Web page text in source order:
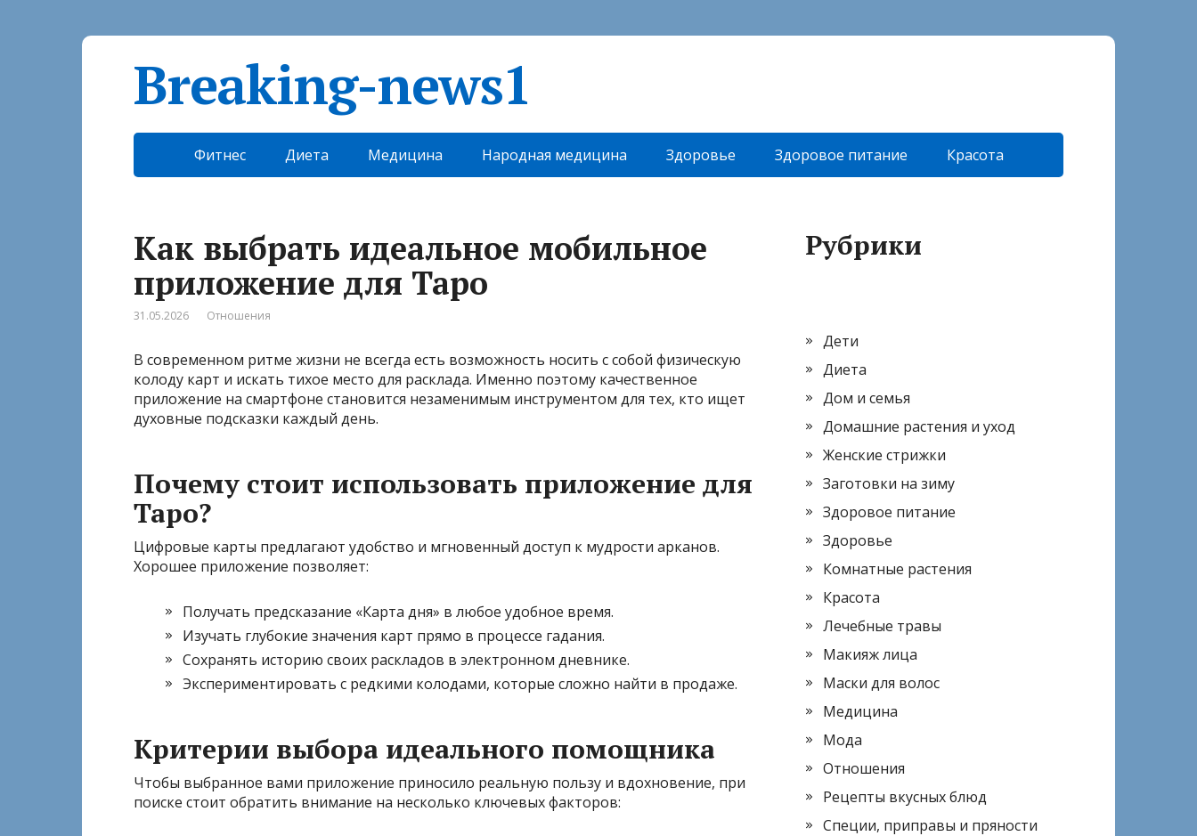
Breaking-news1
Фитнес Диета Медицина Народная медицина Здоровье Здоровое питание Красота
Как выбрать идеальное мобильное
приложение для Таро
31.05.2026 Отношения
В современном ритме жизни не всегда есть возможность носить с собой физическую
колоду карт и искать тихое место для расклада. Именно поэтому качественное
приложение на смартфоне становится незаменимым инструментом для тех, кто ищет
духовные подсказки каждый день.
Почему стоит использовать приложение для
Таро?
Цифровые карты предлагают удобство и мгновенный доступ к мудрости арканов.
Хорошее приложение позволяет:
Получать предсказание «Карта дня» в любое удобное время.
Изучать глубокие значения карт прямо в процессе гадания.
Сохранять историю своих раскладов в электронном дневнике.
Экспериментировать с редкими колодами, которые сложно найти в продаже.
Критерии выбора идеального помощника
Чтобы выбранное вами приложение приносило реальную пользу и вдохновение, при
поиске стоит обратить внимание на несколько ключевых факторов:
Рубрики
Дети
Диета
Дом и семья
Домашние растения и уход
Женские стрижки
Заготовки на зиму
Здоровое питание
Здоровье
Комнатные растения
Красота
Лечебные травы
Макияж лица
Маски для волос
Медицина
Мода
Отношения
Рецепты вкусных блюд
Специи, приправы и пряности